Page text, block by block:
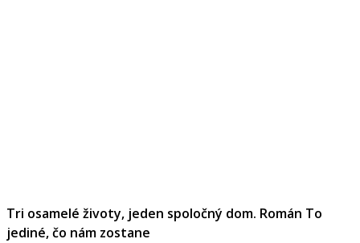
Tri osamelé životy, jeden spoločný dom. Román To
jediné, čo nám zostane